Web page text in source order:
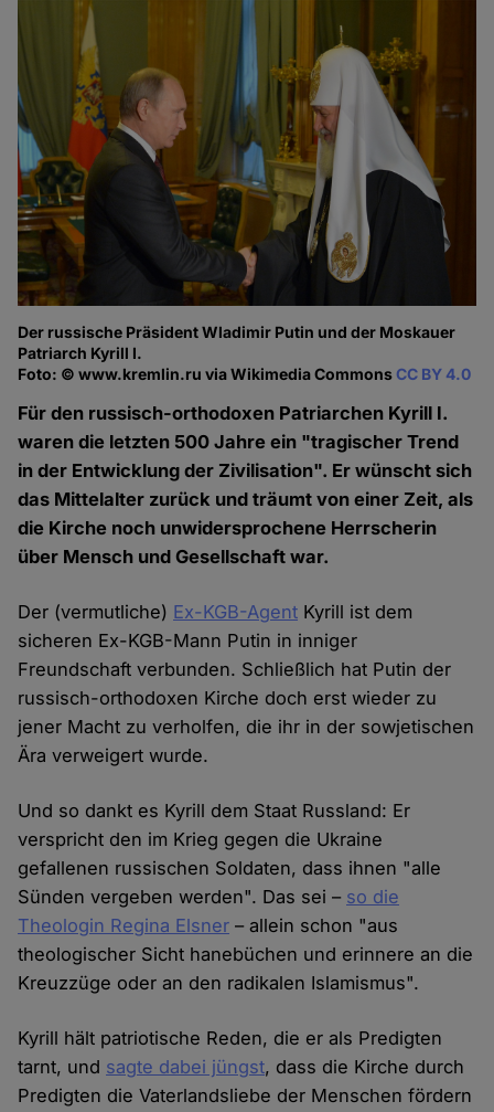
Der russische Präsident Wladimir Putin und der Moskauer
Patriarch Kyrill I.
Foto: © www.kremlin.ru via Wikimedia CommonsCC BY 4.0
Für den russisch-orthodoxen Patriarchen Kyrill I.
waren die letzten 500 Jahre ein "tragischer Trend
in der Entwicklung der Zivilisation". Er wünscht sich
das Mittelalter zurück und träumt von einer Zeit, als
die Kirche noch unwidersprochene Herrscherin
über Mensch und Gesellschaft war.
Der (vermutliche) Ex-KGB-Agent Kyrill ist dem
sicheren Ex-KGB-Mann Putin in inniger
Freundschaft verbunden. Schließlich hat Putin der
russisch-orthodoxen Kirche doch erst wieder zu
jener Macht zu verholfen, die ihr in der sowjetischen
Ära verweigert wurde.
Und so dankt es Kyrill dem Staat Russland: Er
verspricht den im Krieg gegen die Ukraine
gefallenen russischen Soldaten, dass ihnen "alle
Sünden vergeben werden". Das sei – so die
Theologin Regina Elsner – allein schon "aus
theologischer Sicht hanebüchen und erinnere an die
Kreuzzüge oder an den radikalen Islamismus".
Kyrill hält patriotische Reden, die er als Predigten
tarnt, und sagte dabei jüngst, dass die Kirche durch
Predigten die Vaterlandsliebe der Menschen fördern